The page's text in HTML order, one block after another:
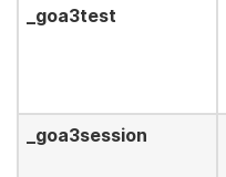
_goa3test
_goa3session